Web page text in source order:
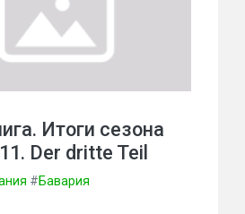
Итоги сезона
Der dritte Teil
#Бавария